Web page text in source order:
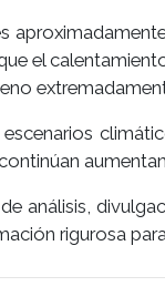
el
análisis,
rigurosa